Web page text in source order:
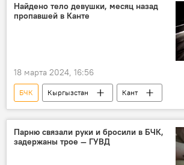
Найдено тело девушки, месяц назад
пропавшей в Канте
18 марта 2024, 16:56
БЧК Кыргызстан
Кант
девушка
исчезновение
гибель
тело
Парню связали руки и бросили в БЧК,
задержаны трое — ГУВД